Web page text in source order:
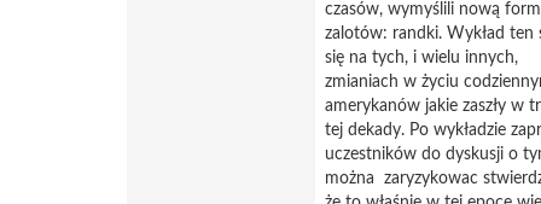
czasów, wymyślili nową
zalotów: randki. Wykład ten
się na tych, i wielu innych,
zmianiach w życiu
amerykanów jakie zaszły w
tej dekady. Po wykładzie
uczestników do dyskusji o
można zaryzykowac